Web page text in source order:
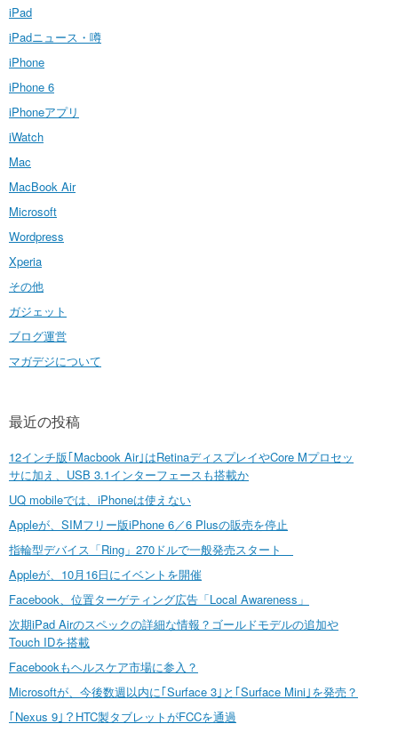
iPad
iPadニュース・噂
iPhone
iPhone 6
iPhoneアプリ
iWatch
Mac
MacBook Air
Microsoft
Wordpress
Xperia
その他
ガジェット
ブログ運営
マガデジについて
最近の投稿
12インチ版｢Macbook Air｣はRetinaディスプレイやCore Mプロセッ
サに加え、USB 3.1インターフェースも搭載か
UQ mobileでは、iPhoneは使えない
Appleが、SIMフリー版iPhone 6／6 Plusの販売を停止
指輪型デバイス「Ring」270ドルで一般発売スタート
Appleが、10月16日にイベントを開催
Facebook、位置ターゲティング広告「Local Awareness」
次期iPad Airのスペックの詳細な情報？ゴールドモデルの追加や
Touch IDを搭載
Facebookもヘルスケア市場に参入？
Microsoftが、今後数週以内に｢Surface 3｣と｢Surface Mini｣を発売？
｢Nexus 9｣？HTC製タブレットがFCCを通過